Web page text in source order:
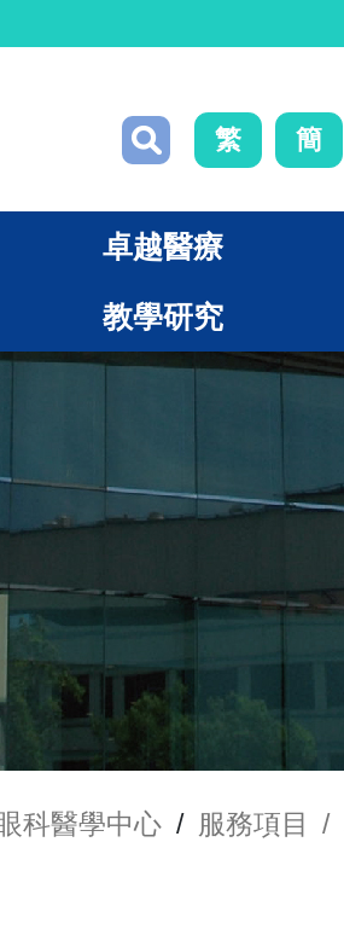
繁 簡
卓越醫療
教學研究
眼科醫學中心 / 服務項目 /